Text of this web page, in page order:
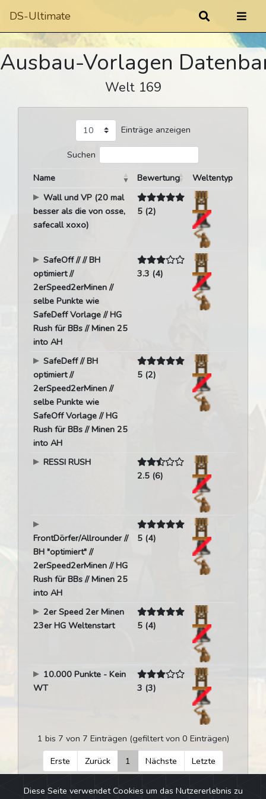
DS-Ultimate
Ausbau-Vorlagen
Welt 169
Einträge anzeigen
Suchen
Name
Bewertung
Weltentyp
Wall und VP (20 mal
besser als die von osse,
safecall xoxo)
5 (2)
SafeOff // // BH
optimiert //
2erSpeed2erMinen //
selbe Punkte wie
SafeDeff Vorlage // HG
Rush für BBs // Minen 25
into AH
3.3 (4)
SafeDeff // BH
optimiert //
2erSpeed2erMinen //
selbe Punkte wie
SafeOff Vorlage // HG
Rush für BBs // Minen 25
into AH
5 (2)
RESSI RUSH
2.5 (6)
FrontDörfer/Allrounder //
BH "optimiert" //
2erSpeed2erMinen // HG
Rush für BBs // Minen 25
into AH
5 (4)
2er Speed 2er Minen
23er HG Weltenstart
5 (4)
10.000 Punkte - Kein
WT
3 (3)
1 bis 7 von 7 Einträgen (gefiltert von 0 Einträgen)
Erste
Zurück 1 Nächste Letzte
Diese Seite verwendet Cookies um das Nutzererlebnis zu